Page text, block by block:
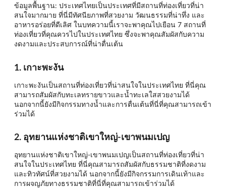
ข้อมูลพื้นฐาน: ประเทศไทยเป็นประเทศที่มีสถานที่ท่องเที่ยวที่น่า
สนใจมากมาย ที่นี่มีทัศนียภาพที่สวยงาม วัฒนธรรมที่น่าทึ่ง และ
อาหารอร่อยที่ดีเลิศ ในบทความนี้เราจะพาคุณไปเยือน 7 สถานที่
ท่องเที่ยวที่คุณควรไปในประเทศไทย ซึ่งจะพาคุณสัมผัสกับความ
งดงามและประสบการณ์ที่น่าตื่นเต้น
1. เกาะพะงัน
เกาะพะงันเป็นสถานที่ท่องเที่ยวที่น่าสนใจในประเทศไทย ที่นี่คุณ
สามารถสัมผัสกับทะเลทรายขาวและน้ำทะเลใสสวยงามได้
นอกจากนี้ยังมีกิจกรรมทางน้ำและการตื่นเต้นที่นี่ที่คุณสามารถเข้า
ร่วมได้
2. อุทยานแห่งชาติเขาใหญ่-เขาพนมเปญ
อุทยานแห่งชาติเขาใหญ่-เขาพนมเปญเป็นสถานที่ท่องเที่ยวที่น่า
สนใจในประเทศไทย ที่นี่คุณสามารถสัมผัสกับธรรมชาติที่งดงาม
และทิวทัศน์ที่สวยงามได้ นอกจากนี้ยังมีกิจกรรมการเดินเท้าและ
การผจญภัยทางธรรมชาติที่นี่ที่คุณสามารถเข้าร่วมได้